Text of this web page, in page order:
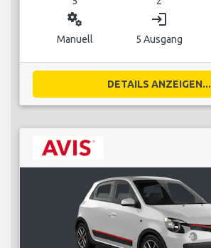
miscellaneous_services
Manuell
login
5 Ausgang
DETAILS ANZEIGEN...